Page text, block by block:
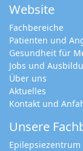
Website
Fachbereiche
Patienten und
Gesundheit für
Jobs und
Über uns
Aktuelles
Kontakt und
Unsere